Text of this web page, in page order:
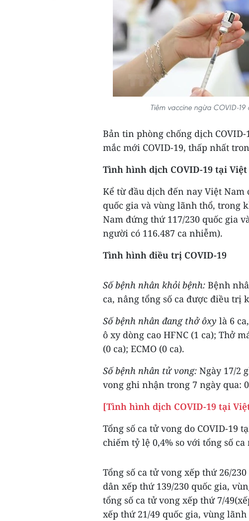
Tiêm vaccine ngừa COVID-
Bản tin phòng chống dịch COVID-
mắc mới COVID-19, thấp nhất
Tình hình dịch COVID-19 tại
Kể từ đầu dịch đến nay Việt Nam
quốc gia và vùng lãnh thổ, trong
Nam đứng thứ 117/230 quốc gia
người có 116.487 ca nhiễm).
Tình hình điều trị COVID-19
Số bệnh nhân khỏi bệnh: Bệnh
ca, nâng tổng số ca được điều trị
Số bệnh nhân đang thở ôxy là 6
ô xy dòng cao HFNC (1 ca); Thở
(0 ca); ECMO (0 ca).
Số bệnh nhân tử vong: Ngày 17/2
vong ghi nhận trong 7 ngày qua:
[Tình hình dịch COVID-19 tại
Tổng số ca tử vong do COVID-19
chiếm tỷ lệ 0,4% so với tổng số ca
Tổng số ca tử vong xếp thứ 26/
dân xếp thứ 139/230 quốc gia,
tổng số ca tử vong xếp thứ 7/
xếp thứ 21/49 quốc gia, vùng